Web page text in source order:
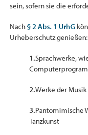
sein, sofern sie die
Nach§ 2 Abs. 1 UrhG
Urheberschutz genießen:
1.Sprachwerke,
2.Werke der Musik
3.Pantomimische
Tanzkunst